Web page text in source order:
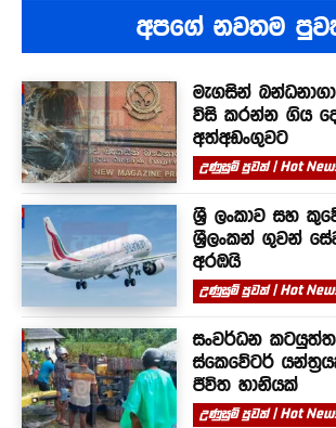
අපගේ නවතම
මැගසින්
විසි කරන්න ගිය
අත්අඩංගුවට
උණුසුම් පුවත් | Hot
ශ්‍රී ලංකාව සහ
ශ්‍රීලංකන් ගුවන්
අරඹයි
උණුසුම් පුවත් | Hot
සංවර්ධන
ස්කෙවේටර්
ජීවිත හානියක්
උණුසුම් පුවත් | Hot